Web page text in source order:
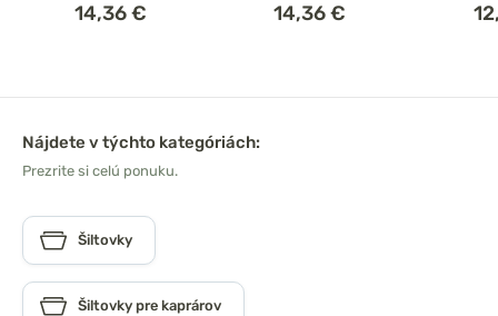
14,36 € 14,36 €
Nájdete v týchto kategóriách:
Prezrite si celú ponuku.
Šiltovky
Šiltovky pre kaprárov